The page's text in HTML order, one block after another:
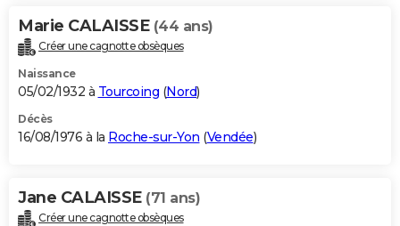
Marie CALAISSE (44 ans)
Créer une cagnotte obsèques
Naissance
05/02/1932 à Tourcoing (Nord)
Décès
16/08/1976 à la Roche-sur-Yon (Vendée)
Jane CALAISSE (71 ans)
Créer une cagnotte obsèques